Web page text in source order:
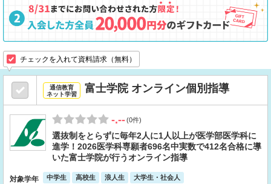
チェックを入れて資料請求（無料）
通信教育
ネット学習
富士学院 オンライン個別指導
-.--(0件)
選抜制をとらずに毎年2人に1人以上が医学部医学科に
進学！2026医学科専願者696名中実数で412名合格に導
いた富士学院が行うオンライン指導
対象学年 中学生 高校生 浪人生 大学生・社会人